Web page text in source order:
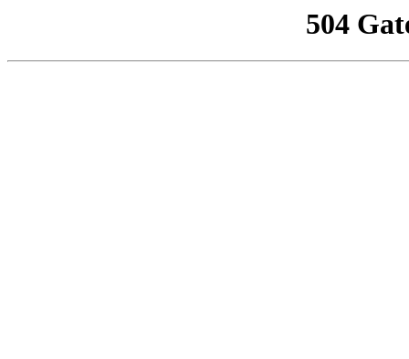
504